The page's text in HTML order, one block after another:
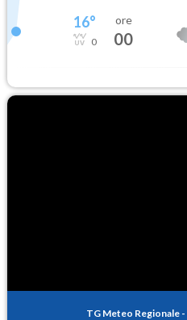
16°
0
ore
00
TG Meteo Regionale -